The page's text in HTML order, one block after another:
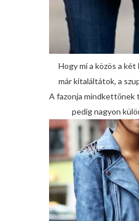
Hogy mi a közös a
már kitaláltátok, a
A fazonja mindkettőnek
pedig nagyon